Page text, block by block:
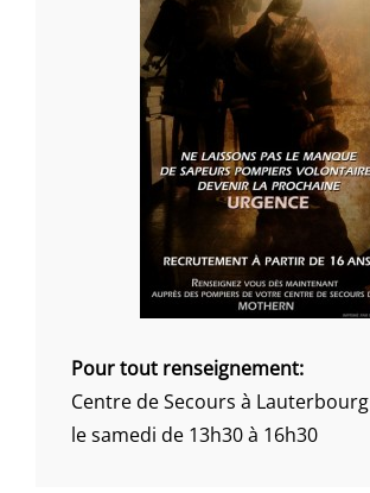
Pour tout renseignement:
Centre de Secours à Lauterbourg
le samedi de 13h30 à 16h30